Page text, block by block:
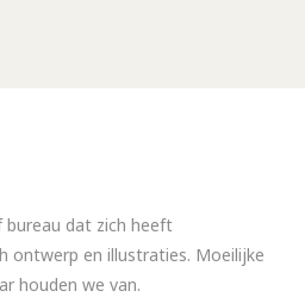
bureau dat zich heeft
ontwerp en illustraties. Moeilijke
houden we van.